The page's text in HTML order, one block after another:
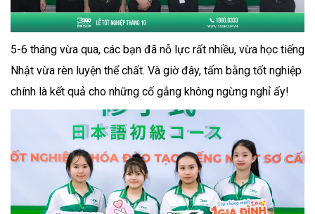
5-6 tháng vừa qua, các bạn đã nỗ lực rất nhiều, vừa học tiếng
Nhật vừa rèn luyện thể chất. Và giờ đây, tấm bằng tốt nghiệp
chính là kết quả cho những cố gắng không ngừng nghỉ ấy!